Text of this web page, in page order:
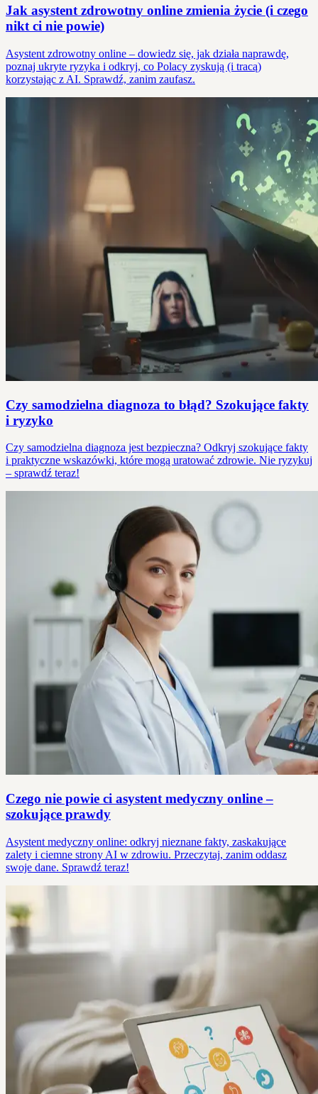
Jak asystent zdrowotny online zmienia życie (i czego
nikt ci nie powie)
Asystent zdrowotny online – dowiedz się, jak działa naprawdę,
poznaj ukryte ryzyka i odkryj, co Polacy zyskują (i tracą)
korzystając z AI. Sprawdź, zanim zaufasz.
Czy samodzielna diagnoza to błąd? Szokujące fakty
i ryzyko
Czy samodzielna diagnoza jest bezpieczna? Odkryj szokujące fakty
i praktyczne wskazówki, które mogą uratować zdrowie. Nie ryzykuj
– sprawdź teraz!
Czego nie powie ci asystent medyczny online –
szokujące prawdy
Asystent medyczny online: odkryj nieznane fakty, zaskakujące
zalety i ciemne strony AI w zdrowiu. Przeczytaj, zanim oddasz
swoje dane. Sprawdź teraz!